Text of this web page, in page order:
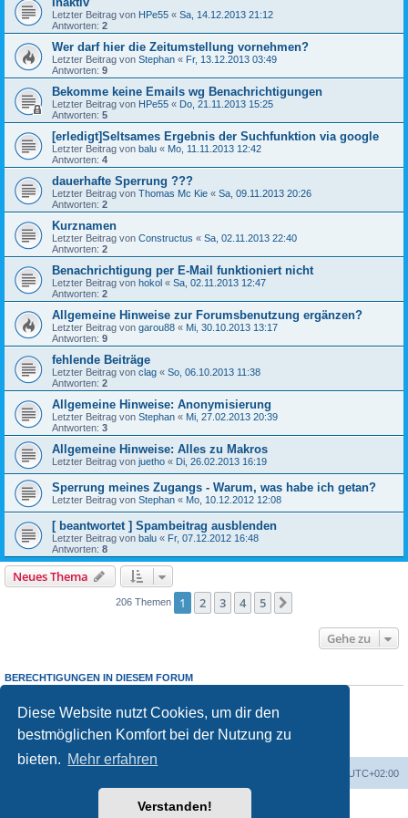
Diese Website nutzt Cookies, um dir den
bestmöglichen Komfort bei der Nutzung zu
bieten. Mehr erfahren
Verstanden!
Letzter Beitrag von HPe55 « Sa, 14.12.2013 21:12
Antworten: 2
Wer darf hier die Zeitumstellung vornehmen?
Letzter Beitrag von Stephan « Fr, 13.12.2013 03:49
Antworten: 9
Bekomme keine Emails wg Benachrichtigungen
Letzter Beitrag von HPe55 « Do, 21.11.2013 15:25
Antworten: 5
[erledigt]Seltsames Ergebnis der Suchfunktion via google
Letzter Beitrag von balu « Mo, 11.11.2013 12:42
Antworten: 4
dauerhafte Sperrung ???
Letzter Beitrag von Thomas Mc Kie « Sa, 09.11.2013 20:26
Antworten: 2
Kurznamen
Letzter Beitrag von Constructus « Sa, 02.11.2013 22:40
Antworten: 2
Benachrichtigung per E-Mail funktioniert nicht
Letzter Beitrag von hokol « Sa, 02.11.2013 12:47
Antworten: 2
Allgemeine Hinweise zur Forumsbenutzung ergänzen?
Letzter Beitrag von garou88 « Mi, 30.10.2013 13:17
Antworten: 9
fehlende Beiträge
Letzter Beitrag von clag « So, 06.10.2013 11:38
Antworten: 2
Allgemeine Hinweise: Anonymisierung
Letzter Beitrag von Stephan « Mi, 27.02.2013 20:39
Antworten: 3
Allgemeine Hinweise: Alles zu Makros
Letzter Beitrag von juetho « Di, 26.02.2013 16:19
Sperrung meines Zugangs - Warum, was habe ich getan?
Letzter Beitrag von Stephan « Mo, 10.12.2012 12:08
[ beantwortet ] Spambeitrag ausblenden
Letzter Beitrag von balu « Fr, 07.12.2012 16:48
Antworten: 8
Neues Thema
206 Themen 1 2 3 4 5
Gehe zu
BERECHTIGUNGEN IN DIESEM FORUM
Dudarfst Antworten zu Themen in diesem Forum erstellen.
Du darfst deine Beiträge in diesem Forumnichtändern.
Du darfst deine Beiträge in diesem Forum nicht löschen.
keine
UTC+02:00
Powered byphpBB® Forum Software © phpBB Limited